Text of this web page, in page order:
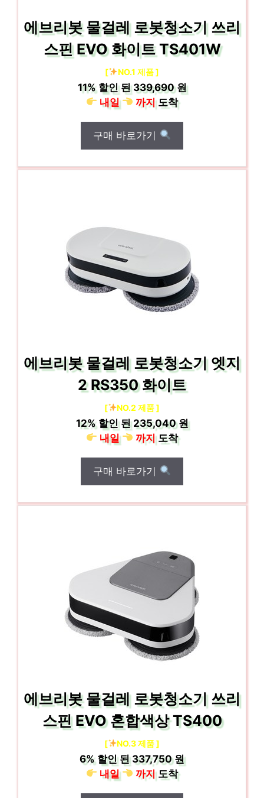
에브리봇 물걸레 로봇청소기 쓰리
스핀 EVO 화이트 TS401W
[ NO.1 제품 ]
11%할인 된339,690 원
내일
까지도착
구매 바로가기
에브리봇 물걸레 로봇청소기 엣지
2 RS350 화이트
[ NO.2 제품 ]
12%할인 된235,040 원
내일
까지도착
구매 바로가기
에브리봇 물걸레 로봇청소기 쓰리
스핀 EVO 혼합색상 TS400
[ NO.3 제품 ]
6% 할인 된337,750 원
내일
까지도착